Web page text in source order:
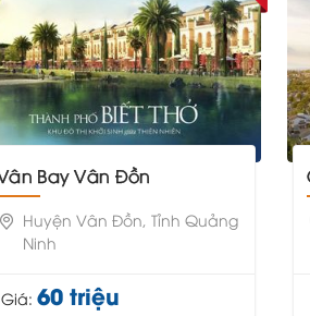
Vân Bay Vân Đồn
Huyện Vân Đồn, Tỉnh Quảng
Ninh
Giá: 60 triệu